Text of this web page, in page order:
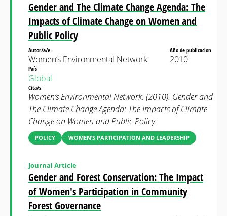
Gender and The Climate Change Agenda: The
Impacts of Climate Change on Women and
Public Policy
Autor/a/e
Women’s Environmental Network
Año de publicacion
2010
País
Global
Cita/s
Women’s Environmental Network. (2010). Gender and
The Climate Change Agenda: The Impacts of Climate
Change on Women and Public Policy.
POLICY WOMEN’S PARTICIPATION AND LEADERSHIP
Gender and Forest Conservation: The Impact
of Women's Participation in Community
Forest Governance
Journal Article